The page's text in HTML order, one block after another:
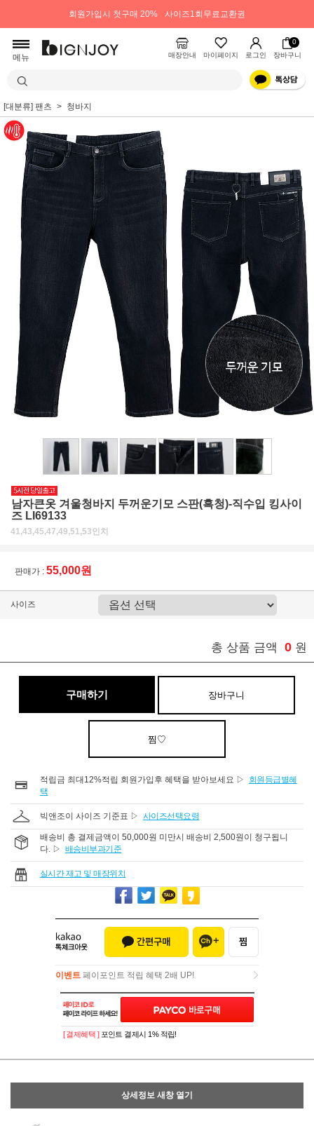
회원가입시 첫구매 20% 사이즈1회무료교환권
메뉴 매장안내 마이페이지 로그인
0
장바구니
[대분류] 팬츠 청바지
남자큰옷 겨울청바지 두꺼운기모 스판(흑청)-직수입 킹사이
즈 LI69133
41,43,45,47,49,51,53인치
판매가 : 55,000원
사이즈
총 상품 금액 0 원
구매하기 장바구니
찜♡
적립금 최대12%적립 회원가입후 혜택을 받아보세요 ▷
회원등급별혜
택
빅앤조이 사이즈 기준표 ▷ 사이즈선택요령
배송비 총 결제금액이 50,000원 미만시 배송비 2,500원이 청구됩니
다. ▷ 배송비부과기준
실시간 재고 및 매장위치
이벤트 페이포인트 적립 혜택 2배 UP!
이벤트페이포인트 적립 혜택 2배 UP!
[ 결제혜택 ] 포인트 결제시 1% 적립!
상세정보 새창 열기